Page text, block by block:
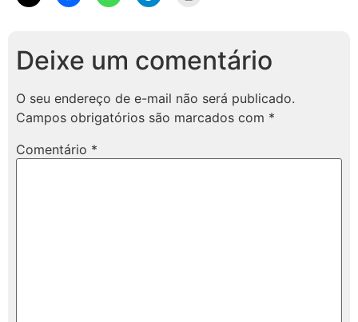
Deixe um comentário
O seu endereço de e-mail não será publicado.
Campos obrigatórios são marcados com *
Comentário *